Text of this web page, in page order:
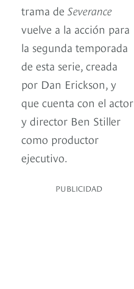
trama de Severance
vuelve a la acción para
la segunda temporada
de esta serie, creada
por Dan Erickson, y
que cuenta con el actor
y director Ben Stiller
como productor
ejecutivo.
PUBLICIDAD